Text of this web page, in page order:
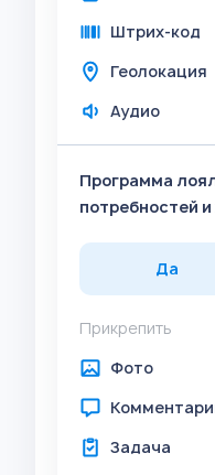
Штрих-код
Геолокация
Аудио
Программа
потребностей
Да
Прикрепить
Фото
Задача